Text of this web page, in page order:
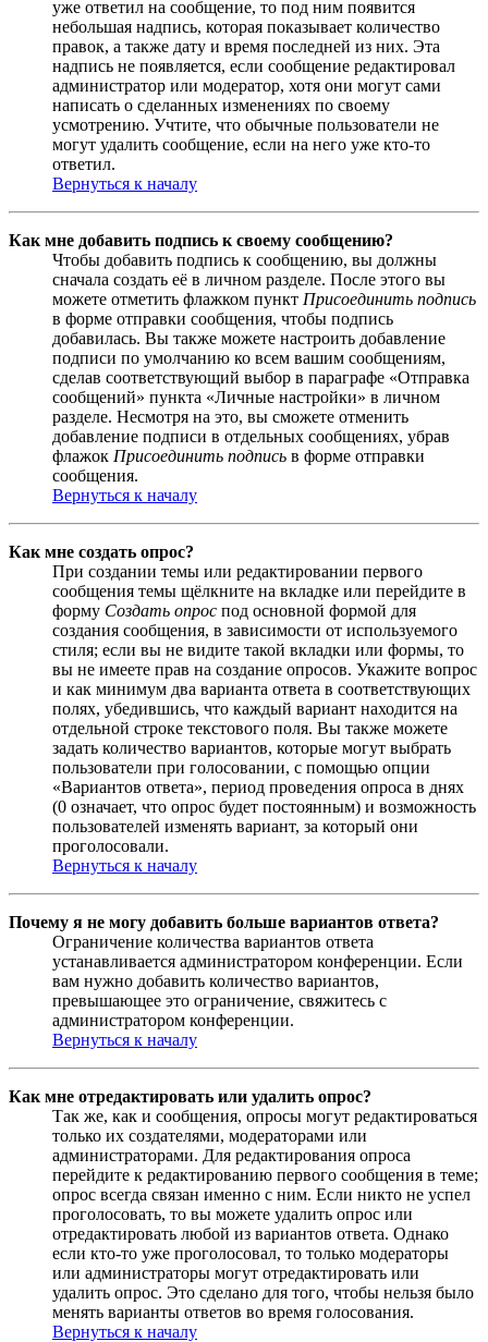
уже ответил на сообщение, то под ним появится
небольшая надпись, которая показывает количество
правок, а также дату и время последней из них. Эта
надпись не появляется, если сообщение редактировал
администратор или модератор, хотя они могут сами
написать о сделанных изменениях по своему
усмотрению. Учтите, что обычные пользователи не
могут удалить сообщение, если на него уже кто-то
ответил.
Вернуться к началу
Как мне добавить подпись к своему сообщению?
Чтобы добавить подпись к сообщению, вы должны
сначала создать её в личном разделе. После этого вы
можете отметить флажком пункт Присоединить подпись
в форме отправки сообщения, чтобы подпись
добавилась. Вы также можете настроить добавление
подписи по умолчанию ко всем вашим сообщениям,
сделав соответствующий выбор в параграфе «Отправка
сообщений» пункта «Личные настройки» в личном
разделе. Несмотря на это, вы сможете отменить
добавление подписи в отдельных сообщениях, убрав
флажок Присоединить подпись в форме отправки
сообщения.
Вернуться к началу
Как мне создать опрос?
При создании темы или редактировании первого
сообщения темы щёлкните на вкладке или перейдите в
форму Создать опрос под основной формой для
создания сообщения, в зависимости от используемого
стиля; если вы не видите такой вкладки или формы, то
вы не имеете прав на создание опросов. Укажите вопрос
и как минимум два варианта ответа в соответствующих
полях, убедившись, что каждый вариант находится на
отдельной строке текстового поля. Вы также можете
задать количество вариантов, которые могут выбрать
пользователи при голосовании, с помощью опции
«Вариантов ответа», период проведения опроса в днях
(0 означает, что опрос будет постоянным) и возможность
пользователей изменять вариант, за который они
проголосовали.
Вернуться к началу
Почему я не могу добавить больше вариантов ответа?
Ограничение количества вариантов ответа
устанавливается администратором конференции. Если
вам нужно добавить количество вариантов,
превышающее это ограничение, свяжитесь с
администратором конференции.
Вернуться к началу
Как мне отредактировать или удалить опрос?
Так же, как и сообщения, опросы могут редактироваться
только их создателями, модераторами или
администраторами. Для редактирования опроса
перейдите к редактированию первого сообщения в теме;
опрос всегда связан именно с ним. Если никто не успел
проголосовать, то вы можете удалить опрос или
отредактировать любой из вариантов ответа. Однако
если кто-то уже проголосовал, то только модераторы
или администраторы могут отредактировать или
удалить опрос. Это сделано для того, чтобы нельзя было
менять варианты ответов во время голосования.
Вернуться к началу